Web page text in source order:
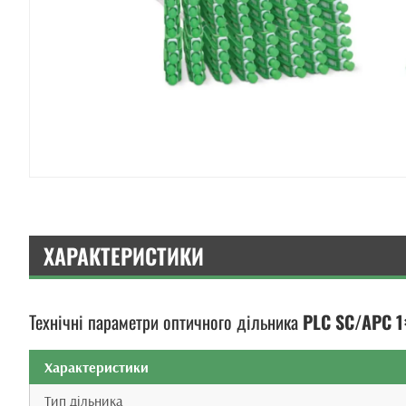
ХАРАКТЕРИСТИКИ
Технічні параметри оптичного дільника PLC SC/APC
Характеристики
Тип дільника